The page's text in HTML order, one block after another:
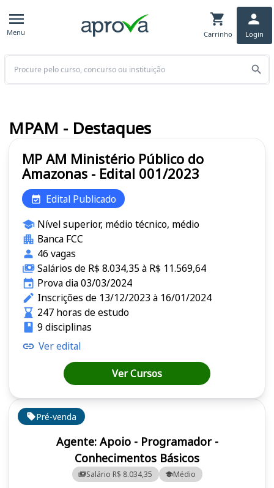
Menu Carrinho Login
Buscar
Pré-venda
Agente: Apoio - Programador -
Conhecimentos Básicos
Salário R$ 8.034,35 Médio
MP AM Ministério Público do
Amazonas - Edital 001/2023
Edital Publicado
Nível superior, médio técnico, médio
Banca FCC
46 vagas
Salários de R$ 8.034,35 à R$ 11.569,64
Prova dia 03/03/2024
Inscrições de 13/12/2023 à 16/01/2024
247 horas de estudo
9 disciplinas
Ver edital
Ver Cursos
MPAM - Destaques